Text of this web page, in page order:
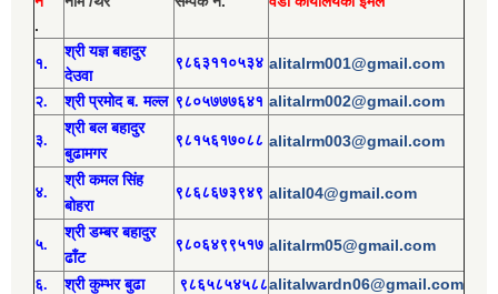
.
१.
श्री यज्ञ बहादुर
देउवा
९८६३११०५३४ alitalrm001@gmail.com
२. श्रीप्रमोदब. मल्ल ९८०५७७७६४१ alitalrm002@gmail.com
३.
श्रीबल बहादुर
बुढामगर
९८१५६१७०८८ alitalrm003@gmail.com
४.
श्री कमल सिंह
बोहरा
९८६८६७३९४९ alital04@gmail.com
५.
श्री डम्बर बहादुर
ढाँट
९८०६४९९५१७ alitalrm05@gmail.com
६. श्री कुम्भर बुढा ९८६५८५४५८८alitalwardn06@gmail.com